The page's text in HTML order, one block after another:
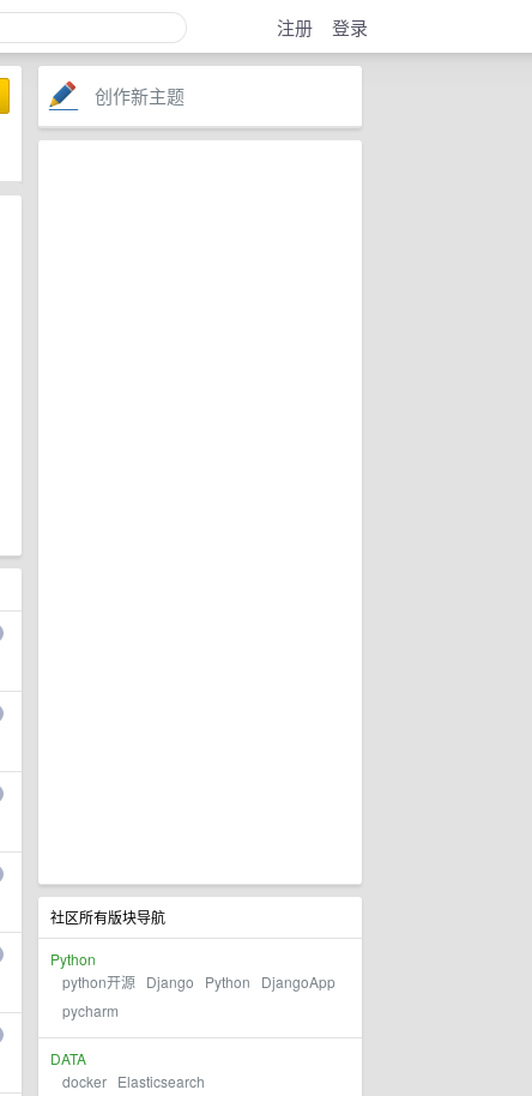
注册 登录
创作新主题
社区所有版块导航
Python
python开源 Django Python
DjangoApp
pycharm
DATA
docker Elasticsearch